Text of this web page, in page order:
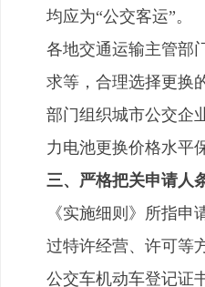
均应为“公交客运”。
各地交通运输主管部
求等，合理选择更换
部门组织城市公交企
力电池更换价格水平
三、严格把关申请人
《实施细则》所指
过特许经营、许可等
公交车机动车登记证